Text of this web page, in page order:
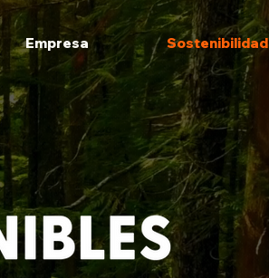
Empresa Sostenibilidad